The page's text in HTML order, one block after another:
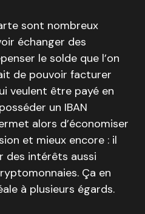
sont nombreux
échanger des
le solde que l’on
de pouvoir facturer
veulent être payé en
un IBAN
alors d’économiser
et mieux encore : il
des intérêts aussi
Ça en
à plusieurs égards.